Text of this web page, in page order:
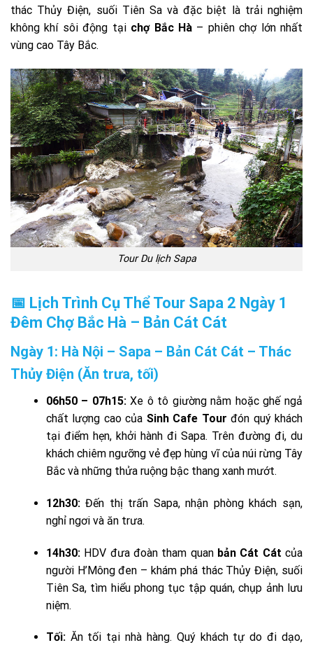
thác Thủy Điện, suối Tiên Sa và đặc biệt là trải nghiệm
không khí sôi động tại chợ Bắc Hà– phiên chợ lớn nhất
vùng cao Tây Bắc.
Tour Du lịch Sapa
📅 Lịch Trình Cụ Thể Tour Sapa 2 Ngày 1
Đêm Chợ Bắc Hà – Bản Cát Cát
Ngày 1: Hà Nội – Sapa – Bản Cát Cát – Thác
Thủy Điện (Ăn trưa, tối)
06h50 – 07h15:Xe ô tô giường nằm hoặc ghế ngả
chất lượng cao của Sinh Cafe Tour đón quý khách
tại điểm hẹn, khởi hành đi Sapa. Trên đường đi, du
khách chiêm ngưỡng vẻ đẹp hùng vĩ của núi rừng Tây
Bắc và những thửa ruộng bậc thang xanh mướt.
12h30:Đến thị trấn Sapa, nhận phòng khách sạn,
nghỉ ngơi và ăn trưa.
14h30:HDV đưa đoàn tham quan bản Cát Cát của
người H’Mông đen – khám phá thác Thủy Điện, suối
Tiên Sa, tìm hiểu phong tục tập quán, chụp ảnh lưu
niệm.
Tối:Ăn tối tại nhà hàng. Quý khách tự do đi dạo,